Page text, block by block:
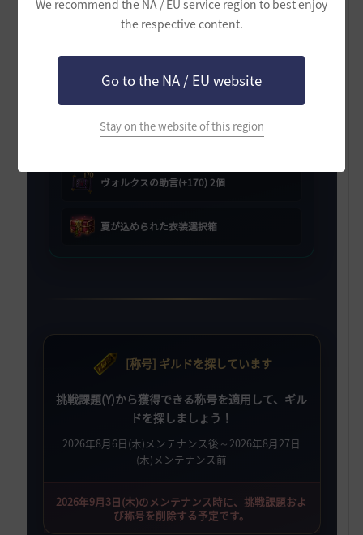
We recommend the NA / EU service region to best enjoy
the respective content.
Go to the NA / EU website
Stay on the website of this region
ヴォルクスの助言(+160) 2個
ヴォルクスの助言(+170) 2個
夏が込められた衣装選択箱
[称号] ギルドを探しています
挑戦課題(Y)から獲得できる称号を適用して、ギル
ドを探しましょう！
2026年8月6日(木)メンテナンス後～2026年8月27日
(木)メンテナンス前
2026年9月3日(木)のメンテナンス時に、挑戦課題およ
び称号を削除する予定です。